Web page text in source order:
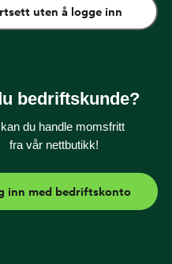
Watch7
uten å logge inn
bedriftskunde?
du handle momsfritt
fra vår nettbutikk!
inn med bedriftskonto